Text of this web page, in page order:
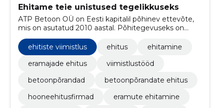
Ehitame teie unistused tegelikkuseks
ATP Betoon OÜ on Eesti kapitalil põhinev ettevõte,
mis on asutatud 2010 aastal. Põhitegevuseks on
eramu ehitus ja erinevate üldehitustööde
teostamine.
ehitiste viimistlus ehitus
ehitamine
eramajade ehitus
viimistlustööd
betoonpõrandad
betoonpõrandate ehitus
hooneehitusfirmad
eramute ehitamine